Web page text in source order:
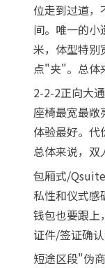
位走到过道，
间。唯一的
米，体型特别
点"夹"。总体
2-2-2正向大
座椅最宽最敞
体验最好。代
总体来说，双
包厢式/
私性和仪式感
钱包也要跟上
证件/签证确认
短途区段"伪